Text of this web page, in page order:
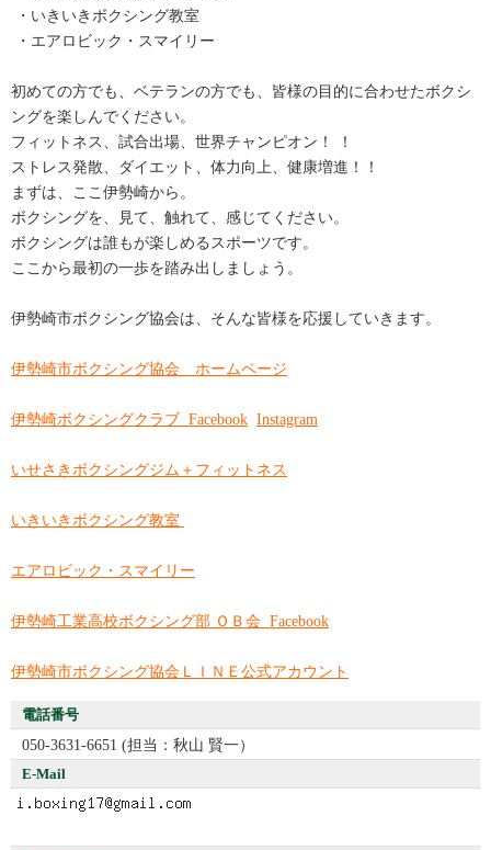
・いきいきボクシング教室
・エアロビック・スマイリー
初めての方でも、ベテランの方でも、皆様の目的に合わせたボクシ
ングを楽しんでください。
フィットネス、試合出場、世界チャンピオン！ ！
ストレス発散、ダイエット、体力向上、健康増進！！
まずは、ここ伊勢崎から。
ボクシングを、見て、触れて、感じてください。
ボクシングは誰もが楽しめるスポーツです。
ここから最初の一歩を踏み出しましょう。
伊勢崎市ボクシング協会は、そんな皆様を応援していきます。
伊勢崎市ボクシング協会 ホームページ
伊勢崎ボクシングクラブ Facebook Instagram
いせさきボクシングジム＋フィットネス
いきいきボクシング教室
エアロビック・スマイリー
伊勢崎工業高校ボクシング部 ＯＢ会 Facebook
伊勢崎市ボクシング協会ＬＩＮＥ公式アカウント
電話番号
050-3631-6651 (担当：秋山 賢一）
E-Mail